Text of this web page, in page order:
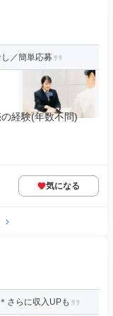
／簡単応募
経験(年数不問)
気になる
さらに収入UPも